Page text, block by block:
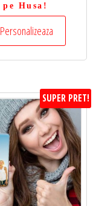
pe Husa!
Personalizeaza
SUPER PRET!